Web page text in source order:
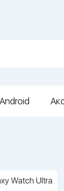
Android
Watch Ultra